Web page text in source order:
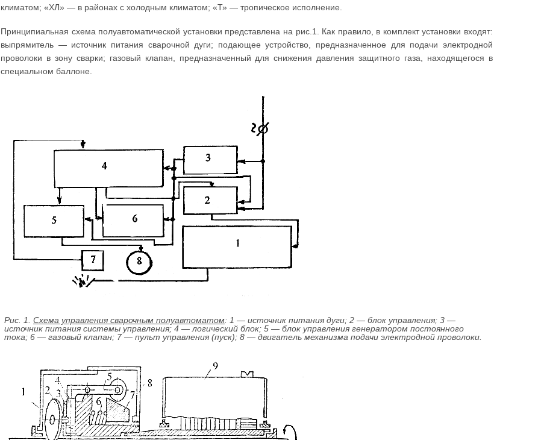
климатом; «ХЛ» — в районах с холодным климатом; «Т» — тропическое исполнение.
Принципиальная схема полуавтоматической установки представлена на рис.1. Как правило, в комплект установки входят:
выпрямитель — источник питания сварочной дуги; подающее устройство, предназначенное для подачи электродной
проволоки в зону сварки; газовый клапан, предназначенный для снижения давления защитного газа, находящегося в
специальном баллоне.
Рис. 1.Схема управления сварочным полуавтоматом: 1 — источник питания дуги; 2 — блок управления; 3 —
источник питания системы управления; 4 — логический блок; 5 — блок управления генератором постоянного
тока; 6 — газовый клапан; 7 — пульт управления (пуск); 8 — двигатель механизма подачи электродной проволоки.